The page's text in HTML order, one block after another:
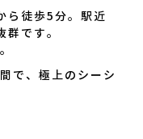
ら徒歩5分。駅近
です。
で、極上のシーシ